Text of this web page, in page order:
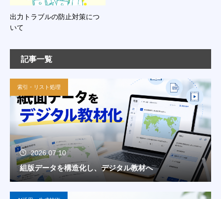
出力トラブルの防止対策につ
いて
記事一覧
索引・リスト処理
2026.07.10
組版データを構造化し、デジタル教材へ